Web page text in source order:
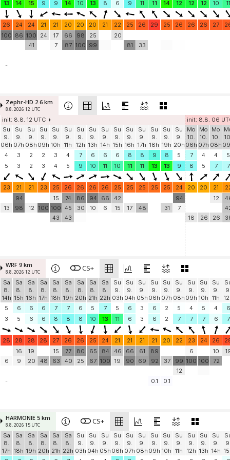
13 14 15 9 9 14 10 13 8 6 9 11 11 14 12 12 12 10 11
26 24 24 21 21 20 20 20 21 22 25 26 29 25 26 26 26 27
100 86 100
41
24
17
7
66
87
98
100
25
99
20
81
33
-
Zephr-HD 2.6 km
8.8. 2026 12 UTC
init: 8.8. 12 UTC
init: 8.8. 06
Su
9.
06h
Su
9.
07h
Su
9.
08h
Su
9.
09h
Su
9.
10h
Su
9.
11h
Su
9.
12h
Su
9.
13h
Su
9.
14h
Su
9.
15h
Su
9.
16h
Su
9.
17h
Su
9.
18h
Su
9.
19h
Su
9.
20h
Mo
10.
06h
Mo
10.
07h
Mo
10.
08h
4
3 2 2 3 4 7 6 6 6 8 8 9 8 5 7 4 4
5
5
3 2 3 4 5 9 10 11 10 11 11 13 13 9 8 5 7 7
23 21 21 23 25 26 26 26 26 25 25 25 25 25 24 20 20 21
13
94
98
12 100
15
100
43
74
45
43
86
30
94
10
66
6
42
15
17 48 31
94
7
18
26
12
26
WRF 9 km
8.8. 2026 12 UTC CS+
Sa
8.
14h
Sa
8.
15h
Sa
8.
16h
Sa
8.
17h
Sa
8.
18h
Sa
8.
19h
Sa
8.
20h
Sa
8.
21h
Sa
8.
22h
Su
9.
03h
Su
9.
04h
Su
9.
05h
Su
9.
06h
Su
9.
07h
Su
9.
08h
Su
9.
09h
Su
9.
10h
Su
9.
11h
5
6 6 6 7 7 6 5 7 5 6 3 6 2 5 4 5 4
6
3
5 6 6 8 8 8 10 13 11 6 3 6 2 7 7 7 6 7
28 28 28 28 27 26 26 25 24 21 21 21 21 20 22 23 24 26
6
16
9
19
20
48
15
63
77
40
80
25
65
67
84
100
46
19
66
90
61
69
89
92
37
99
12
6
100 100
10
72
- 0.1 0.1
HARMONIE 5 km
8.8. 2026 15 UTC CS+
Sa
8.
17h
Sa
8.
18h
Sa
8.
19h
Sa
8.
20h
Sa
8.
21h
Sa
8.
22h
Su
9.
03h
Su
9.
04h
Su
9.
05h
Su
9.
06h
Su
9.
07h
Su
9.
08h
Su
9.
09h
Su
9.
10h
Su
9.
11h
Su
9.
12h
Su
9.
13h
Su
9.
14h